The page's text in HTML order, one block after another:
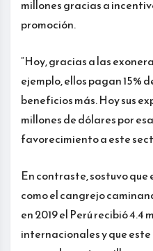
millones gracias a
promoción.
“Hoy, gracias a las
ejemplo, ellos pagan 15%
beneficios más. Hoy sus
millones de dólares por
favorecimiento a este
En contraste, sostuvo que
como el cangrejo
en 2019 el Perú recibió 4.4
internacionales y que